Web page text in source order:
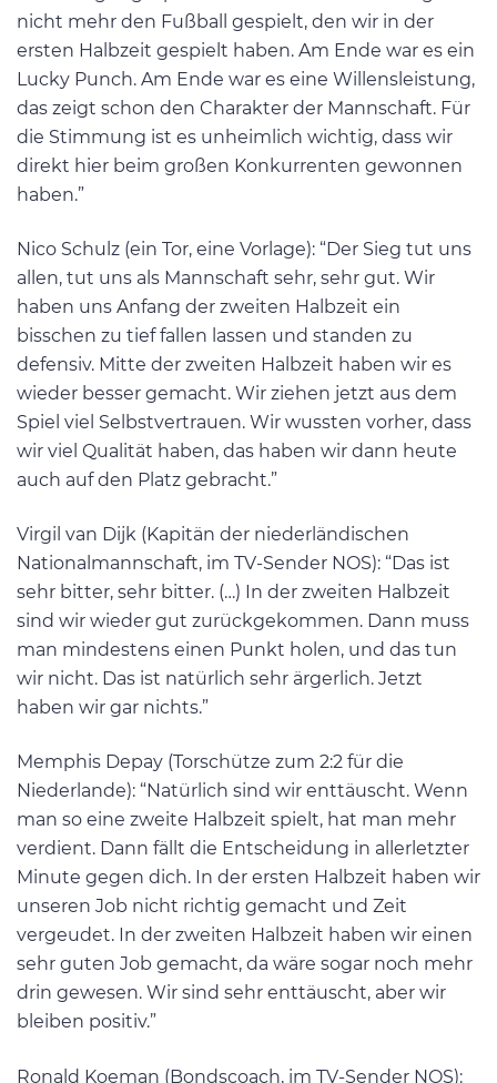
nicht mehr den Fußball gespielt, den wir in der
ersten Halbzeit gespielt haben. Am Ende war es ein
Lucky Punch. Am Ende war es eine Willensleistung,
das zeigt schon den Charakter der Mannschaft. Für
die Stimmung ist es unheimlich wichtig, dass wir
direkt hier beim großen Konkurrenten gewonnen
haben.”
Nico Schulz (ein Tor, eine Vorlage): “Der Sieg tut uns
allen, tut uns als Mannschaft sehr, sehr gut. Wir
haben uns Anfang der zweiten Halbzeit ein
bisschen zu tief fallen lassen und standen zu
defensiv. Mitte der zweiten Halbzeit haben wir es
wieder besser gemacht. Wir ziehen jetzt aus dem
Spiel viel Selbstvertrauen. Wir wussten vorher, dass
wir viel Qualität haben, das haben wir dann heute
auch auf den Platz gebracht.”
Virgil van Dijk (Kapitän der niederländischen
Nationalmannschaft, im TV-Sender NOS): “Das ist
sehr bitter, sehr bitter. (…) In der zweiten Halbzeit
sind wir wieder gut zurückgekommen. Dann muss
man mindestens einen Punkt holen, und das tun
wir nicht. Das ist natürlich sehr ärgerlich. Jetzt
haben wir gar nichts.”
Memphis Depay (Torschütze zum 2:2 für die
Niederlande): “Natürlich sind wir enttäuscht. Wenn
man so eine zweite Halbzeit spielt, hat man mehr
verdient. Dann fällt die Entscheidung in allerletzter
Minute gegen dich. In der ersten Halbzeit haben wir
unseren Job nicht richtig gemacht und Zeit
vergeudet. In der zweiten Halbzeit haben wir einen
sehr guten Job gemacht, da wäre sogar noch mehr
drin gewesen. Wir sind sehr enttäuscht, aber wir
bleiben positiv.”
Ronald Koeman (Bondscoach, im TV-Sender NOS):